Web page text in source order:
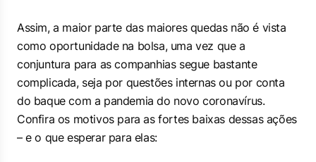
Assim, a maior parte das maiores quedas não é vista
como oportunidade na bolsa, uma vez que a
conjuntura para as companhias segue bastante
complicada, seja por questões internas ou por conta
do baque com a pandemia do novo coronavírus.
Confira os motivos para as fortes baixas dessas ações
– e o que esperar para elas: